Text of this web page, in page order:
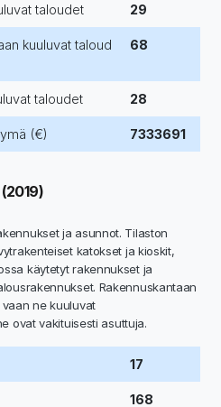
taloudet 29
kuuluvat taloud
68
taloudet 28
(€) 7333691
ja asunnot. Tilaston
katokset ja kioskit,
käytetyt rakennukset ja
Rakennuskantaan
ne kuuluvat
ovat vakituisesti asuttuja.
17
168